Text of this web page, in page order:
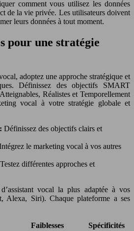
comment vous utilisez les données
de la vie privée. Les utilisateurs doivent
leurs données à tout moment.
pour une stratégie
adoptez une approche stratégique et
Définissez des objectifs SMART
Réalistes et Temporellement
vocal à votre stratégie globale et
Définissez des objectifs clairs et
le marketing vocal à vos autres
Testez différentes approches et
vocal la plus adaptée à vos
Alexa, Siri). Chaque plateforme a ses
Faiblesses Spécificités